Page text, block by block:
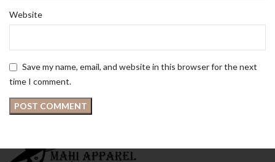
Website
Save my name, email, and website in this browser for the next
time I comment.